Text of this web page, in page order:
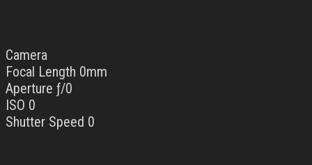
Camera
Focal Length 0mm
Aperture ƒ/0
ISO 0
Shutter Speed 0